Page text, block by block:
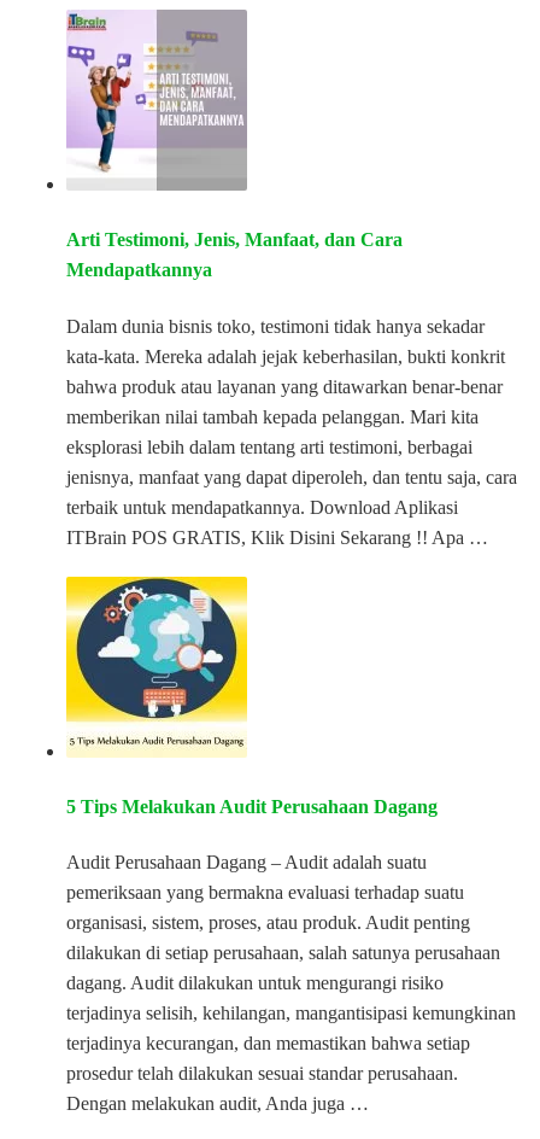
Arti Testimoni, Jenis, Manfaat, dan Cara
Mendapatkannya
Dalam dunia bisnis toko, testimoni tidak hanya sekadar
kata-kata. Mereka adalah jejak keberhasilan, bukti konkrit
bahwa produk atau layanan yang ditawarkan benar-benar
memberikan nilai tambah kepada pelanggan. Mari kita
eksplorasi lebih dalam tentang arti testimoni, berbagai
jenisnya, manfaat yang dapat diperoleh, dan tentu saja, cara
terbaik untuk mendapatkannya. Download Aplikasi
ITBrain POS GRATIS, Klik Disini Sekarang !! Apa …
5 Tips Melakukan Audit Perusahaan Dagang
Audit Perusahaan Dagang – Audit adalah suatu
pemeriksaan yang bermakna evaluasi terhadap suatu
organisasi, sistem, proses, atau produk. Audit penting
dilakukan di setiap perusahaan, salah satunya perusahaan
dagang. Audit dilakukan untuk mengurangi risiko
terjadinya selisih, kehilangan, mangantisipasi kemungkinan
terjadinya kecurangan, dan memastikan bahwa setiap
prosedur telah dilakukan sesuai standar perusahaan.
Dengan melakukan audit, Anda juga …